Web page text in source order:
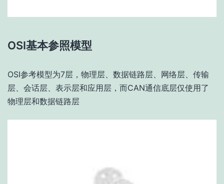
OSI基本参照模型
OSI参考模型为7层，物理层、数据链路层、网络层、传输
层、会话层、表示层和应用层，而CAN通信底层仅使用了
物理层和数据链路层